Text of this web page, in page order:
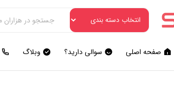
صفحه اصلی سوالی دارید؟ وبلاگ